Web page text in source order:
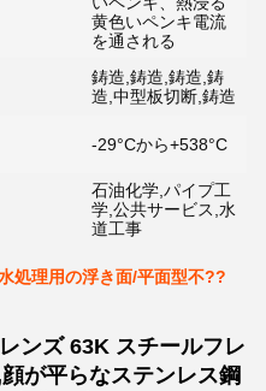
黄色いペンキ電流
を通される
鋳造,鋳造,鋳造,鋳
造,中型板切断,鋳造
-29°Cから+538°C
石油化学,パイプ工
学,公共サービス,水
道工事
処理用の浮き面/平面型不??
ンズ 63K スチールフレ
が平らなステンレス鋼